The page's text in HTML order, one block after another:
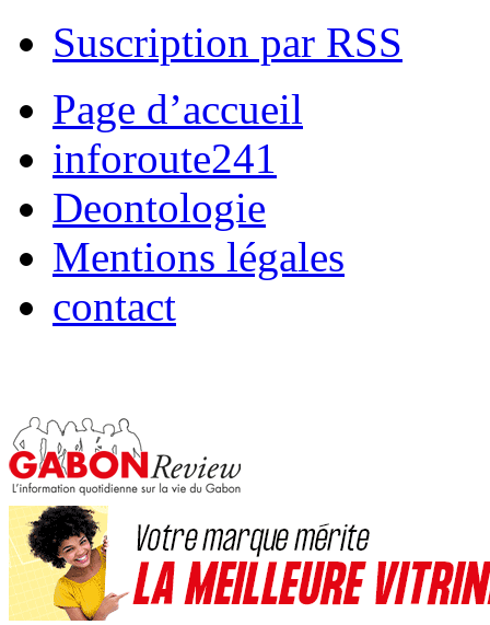
Suscription par RSS
Page d’accueil
inforoute241
Deontologie
Mentions légales
contact